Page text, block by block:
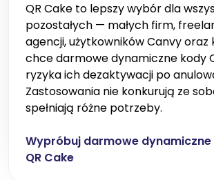
QR Cake to lepszy wybór dla
pozostałych — małych firm,
agencji, użytkowników Canvy oraz
chce darmowe dynamiczne kody
ryzyka ich dezaktywacji po
Zastosowania nie konkurują ze
spełniają różne potrzeby.
Wypróbuj darmowe dynamiczne
QR Cake